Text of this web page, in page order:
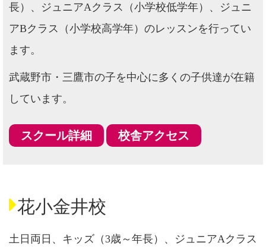
長）、ジュニアAクラス（小学校低学年）、ジュニ
アBクラス（小学校高学年）のレッスンを行ってい
ます。
武蔵野市・三鷹市の子を中心に多くの子供達が在籍
しています。
スクール詳細 校舎アクセス
花小金井校
土日両日、キッズ（3歳～年長）、ジュニアAクラス